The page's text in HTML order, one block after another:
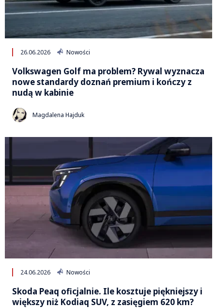
26.06.2026 Nowości
Volkswagen Golf ma problem? Rywal wyznacza
nowe standardy doznań premium i kończy z
nudą w kabinie
Magdalena Hajduk
24.06.2026 Nowości
Skoda Peaq oficjalnie. Ile kosztuje piękniejszy i
większy niż Kodiaq SUV, z zasięgiem 620 km?